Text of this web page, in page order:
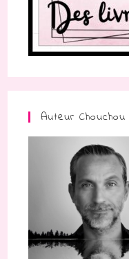
Auteur Chouchou